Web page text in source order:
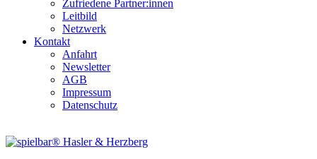
Zufriedene Partner:innen
Leitbild
Netzwerk
Kontakt
Anfahrt
Newsletter
AGB
Impressum
Datenschutz